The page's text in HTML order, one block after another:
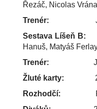
Řezáč, Nicolas
Trenér: Jiří
Sestava Líšeň B:
Hanuš, Matyáš
Trenér: Josef
Žluté karty: 2:2
Rozhodčí: Petr